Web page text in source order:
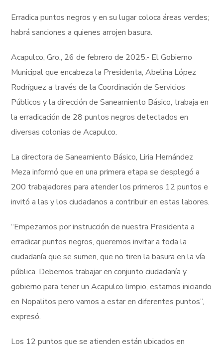
Erradica puntos negros y en su lugar coloca áreas verdes;
habrá sanciones a quienes arrojen basura.
Acapulco, Gro., 26 de febrero de 2025.- El Gobierno
Municipal que encabeza la Presidenta, Abelina López
Rodríguez a través de la Coordinación de Servicios
Públicos y la dirección de Saneamiento Básico, trabaja en
la erradicación de 28 puntos negros detectados en
diversas colonias de Acapulco.
La directora de Saneamiento Básico, Liria Hernández
Meza informó que en una primera etapa se desplegó a
200 trabajadores para atender los primeros 12 puntos e
invitó a las y los ciudadanos a contribuir en estas labores.
“Empezamos por instrucción de nuestra Presidenta a
erradicar puntos negros, queremos invitar a toda la
ciudadanía que se sumen, que no tiren la basura en la vía
pública. Debemos trabajar en conjunto ciudadanía y
gobierno para tener un Acapulco limpio, estamos iniciando
en Nopalitos pero vamos a estar en diferentes puntos”,
expresó.
Los 12 puntos que se atienden están ubicados en